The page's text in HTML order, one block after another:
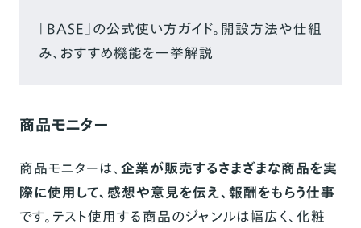
「BASE」の公式使い方ガイド。開設方法や仕組
み、おすすめ機能を一挙解説
商品モニター
商品モニターは、 企業が販売するさまざまな商品を実
際に使用して、感想や意見を伝え、報酬をもらう仕事
です。テスト使用する商品のジャンルは幅広く、化粧